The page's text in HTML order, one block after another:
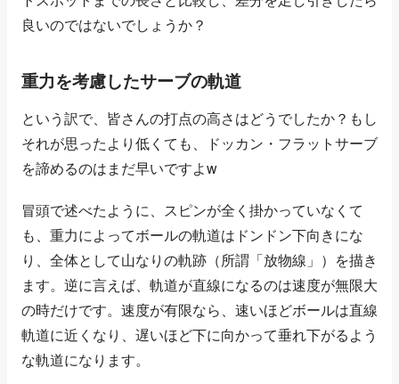
良いのではないでしょうか？
重力を考慮したサーブの軌道
という訳で、皆さんの打点の高さはどうでしたか？もし
それが思ったより低くても、ドッカン・フラットサーブ
を諦めるのはまだ早いですよw
冒頭で述べたように、スピンが全く掛かっていなくて
も、重力によってボールの軌道はドンドン下向きにな
り、全体として山なりの軌跡（所謂「放物線」）を描き
ます。逆に言えば、軌道が直線になるのは速度が無限大
の時だけです。速度が有限なら、速いほどボールは直線
軌道に近くなり、遅いほど下に向かって垂れ下がるよう
な軌道になります。